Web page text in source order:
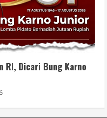
RI, Dicari Bung Karno